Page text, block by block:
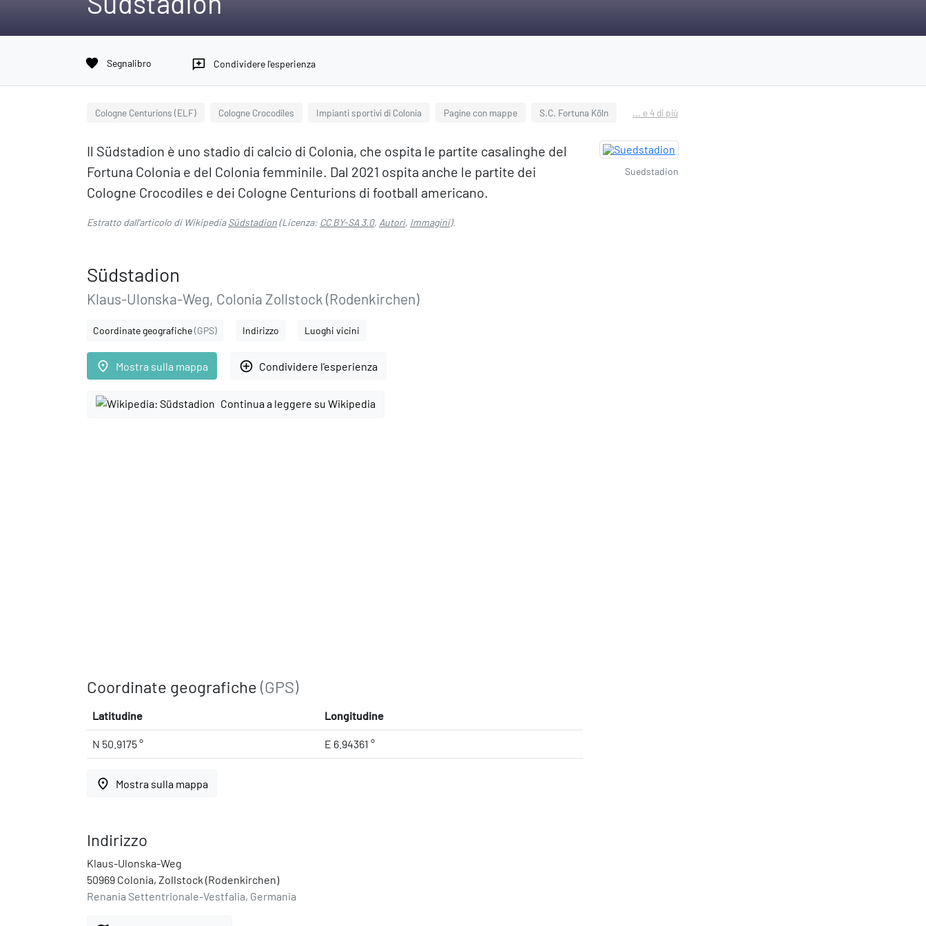
favorite Segnalibro reviews Condividere l'esperienza
Cologne Centurions (ELF) Cologne Crocodiles Impianti sportivi di Colonia Pagine con mappe S.C. Fortuna Köln ... e 4 di più
Il Südstadion è uno stadio di calcio di Colonia, che ospita le partite casalinghe del
Fortuna Colonia e del Colonia femminile. Dal 2021 ospita anche le partite dei
Cologne Crocodiles e dei Cologne Centurions di football americano.
Estratto dall'articolo di WikipediaSüdstadion(Licenza: CC BY-SA 3.0, Autori, Immagini).
Südstadion
Klaus-Ulonska-Weg, Colonia Zollstock (Rodenkirchen)
Coordinate geografiche(GPS) Indirizzo Luoghi vicini
place Mostra sulla mappa add_circle_outline Condividere l'esperienza
Continua a leggere su Wikipedia
Coordinate geografiche (GPS)
Latitudine Longitudine
N 50.9175 ° E 6.94361 °
place Mostra sulla mappa
Indirizzo
Klaus-Ulonska-Weg
50969 Colonia, Zollstock (Rodenkirchen)
Renania Settentrionale-Vestfalia, Germania
Suedstadion